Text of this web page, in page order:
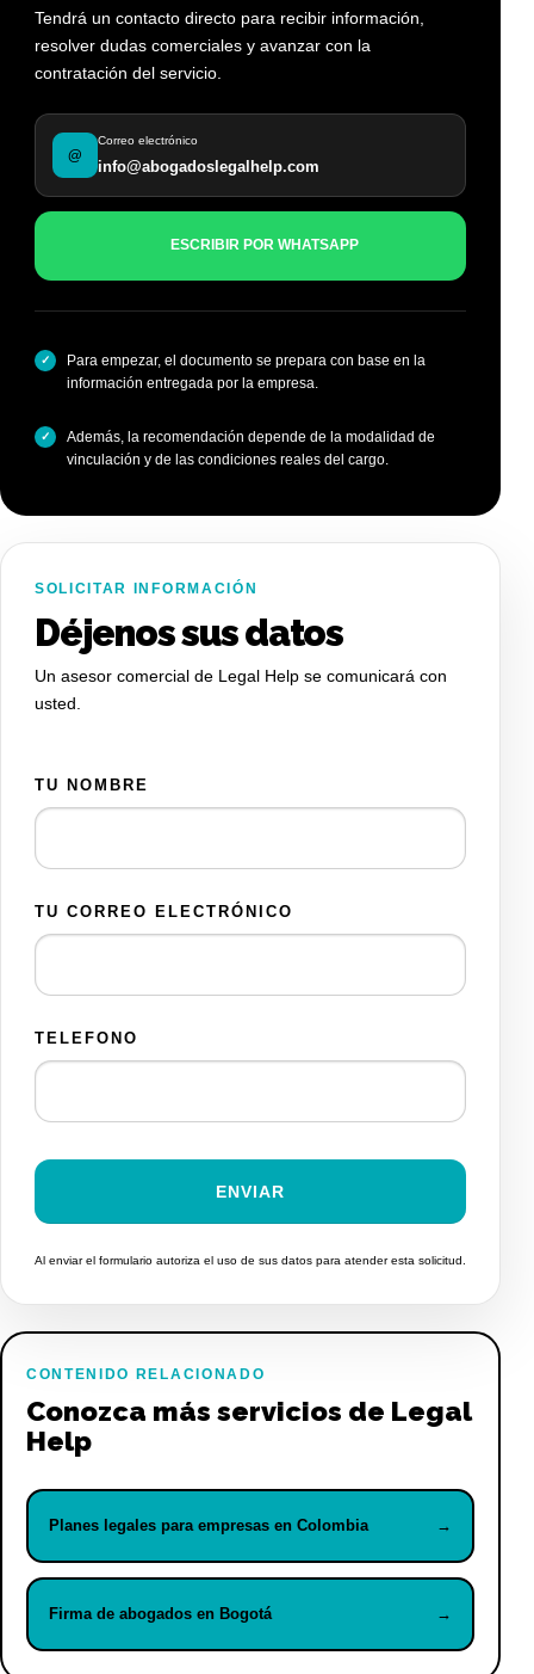
Tendrá un contacto directo para recibir información,
resolver dudas comerciales y avanzar con la
contratación del servicio.
@
Correo electrónico
info@abogadoslegalhelp.com
ESCRIBIR POR WHATSAPP
Para empezar, el documento se prepara con base en la
información entregada por la empresa.
Además, la recomendación depende de la modalidad de
vinculación y de las condiciones reales del cargo.
SOLICITAR INFORMACIÓN
Déjenos sus datos
Un asesor comercial de Legal Help se comunicará con
usted.
TU NOMBRE
TU CORREO ELECTRÓNICO
TELEFONO
Al enviar el formulario autoriza el uso de sus datos para atender esta solicitud.
CONTENIDO RELACIONADO
Conozca más servicios de Legal
Help
Planes legales para empresas en Colombia →
Firma de abogados en Bogotá →